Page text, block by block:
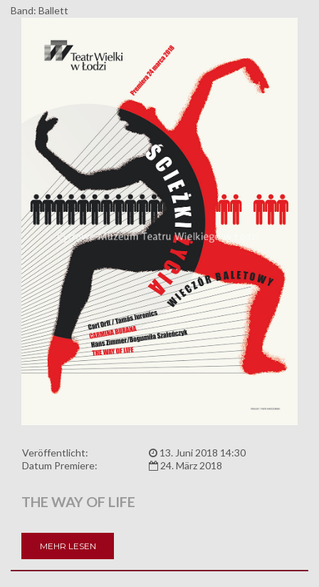
Band: Ballett
Veröffentlicht:
13. Juni 2018 14:30
Datum Premiere:
24. März 2018
THE WAY OF LIFE
MEHR LESEN